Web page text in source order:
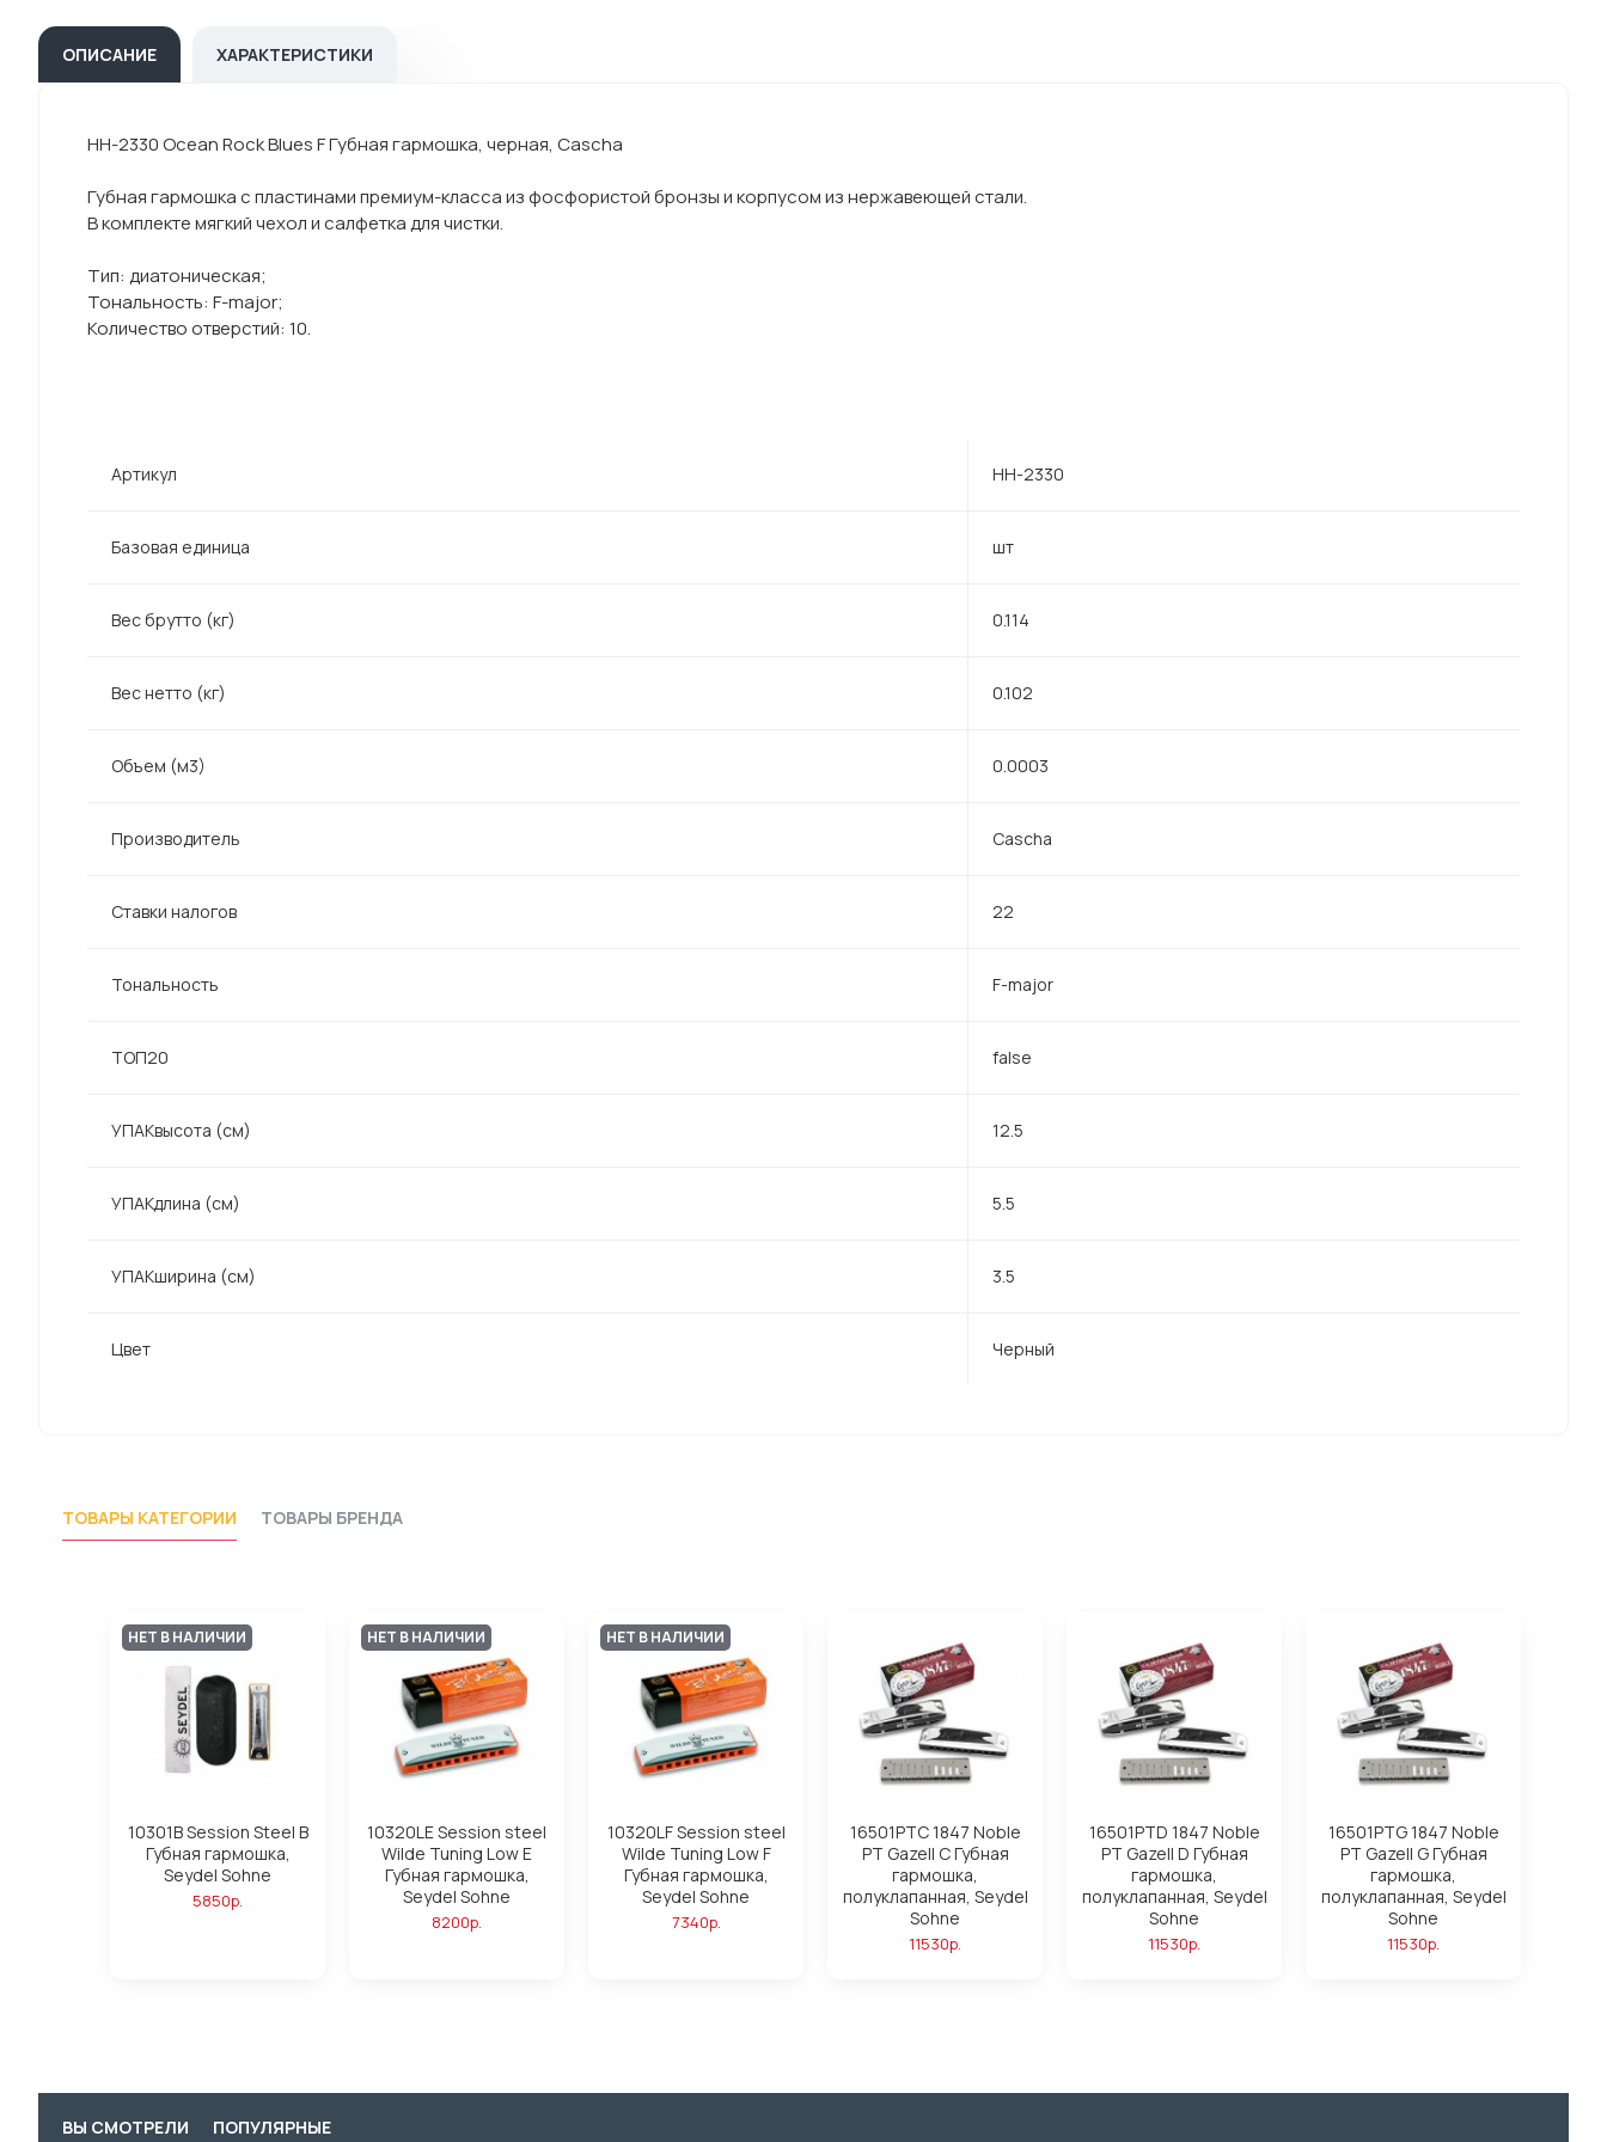
ОПИСАНИЕ ХАРАКТЕРИСТИКИ
HH-2330 Ocean Rock Blues F Губная гармошка, черная, Cascha
Губная гармошка с пластинами премиум-класса из фосфористой бронзы и корпусом из нержавеющей стали.
В комплекте мягкий чехол и салфетка для чистки.
Тип: диатоническая;
Тональность: F-major;
Количество отверстий: 10.
Артикул HH-2330
Базовая единица шт
Вес брутто (кг) 0.114
Вес нетто (кг) 0.102
Объем (м3) 0.0003
Производитель Cascha
Ставки налогов 22
Тональность F-major
ТОП20 false
УПАКвысота (см) 12.5
УПАКдлина (см) 5.5
УПАКширина (см) 3.5
Цвет Черный
ТОВАРЫ КАТЕГОРИИ ТОВАРЫ БРЕНДА
НЕТ В НАЛИЧИИ
10301B Session Steel B
Губная гармошка,
Seydel Sohne
5850р.
НЕТ В НАЛИЧИИ
10320LE Session steel
Wilde Tuning Low E
Губная гармошка,
Seydel Sohne
8200р.
НЕТ В НАЛИЧИИ
10320LF Session steel
Wilde Tuning Low F
Губная гармошка,
Seydel Sohne
7340р.
16501PTC 1847 Noble
PT Gazell C Губная
гармошка,
полуклапанная, Seydel
Sohne
11530р.
16501PTD 1847 Noble
PT Gazell D Губная
гармошка,
полуклапанная, Seydel
Sohne
11530р.
16501PTG 1847 Noble
PT Gazell G Губная
гармошка,
полуклапанная, Seydel
Sohne
11530р.
ВЫ СМОТРЕЛИ ПОПУЛЯРНЫЕ